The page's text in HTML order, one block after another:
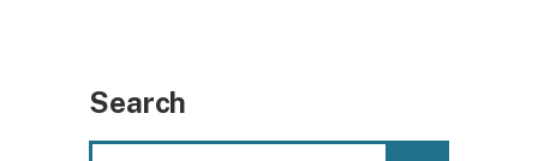
Search
Search